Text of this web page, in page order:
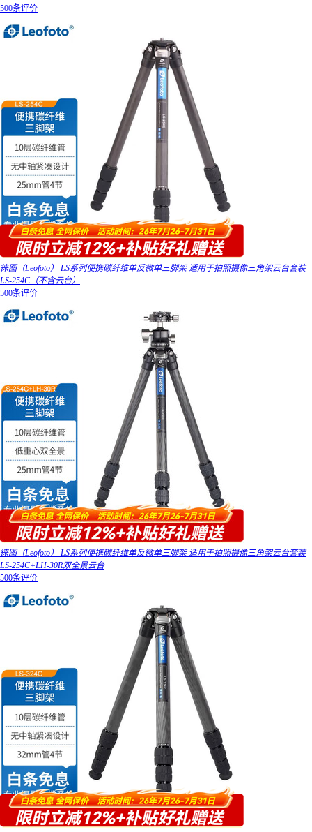
500条评价
徕图（Leofoto） LS系列便携碳纤维单反微单三脚架 适用于拍照摄像三角架云台套装
LS-254C（不含云台）
500条评价
徕图（Leofoto） LS系列便携碳纤维单反微单三脚架 适用于拍照摄像三角架云台套装
LS-254C+LH-30R双全景云台
500条评价